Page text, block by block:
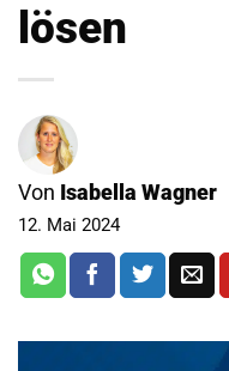
lösen
Von Isabella Wagner
12. Mai 2024